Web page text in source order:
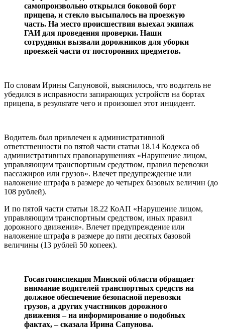
самопроизвольно открылся боковой борт
прицепа, и стекло высыпалось на проезжую
часть. На место происшествия выехал экипаж
ГАИ для проведения проверки. Наши
сотрудники вызвали дорожников для уборки
проезжей части от посторонних предметов.
По словам Ирины Сапуновой, выяснилось, что водитель не
убедился в исправности запирающих устройств на бортах
прицепа, в результате чего и произошел этот инцидент.
Водитель был привлечен к административной
ответственности по пятой части статьи 18.14 Кодекса об
административных правонарушениях «Нарушение лицом,
управляющим транспортным средством, правил перевозки
пассажиров или грузов». Влечет предупреждение или
наложение штрафа в размере до четырех базовых величин (до
108 рублей).
И по пятой части статьи 18.22 КоАП «Нарушение лицом,
управляющим транспортным средством, иных правил
дорожного движения». Влечет предупреждение или
наложение штрафа в размере до пяти десятых базовой
величины (13 рублей 50 копеек).
Госавтоинспекция Минской области обращает
внимание водителей транспортных средств на
должное обеспечение безопасной перевозки
грузов, а других участников дорожного
движения – на информирование о подобных
фактах, – сказала Ирина Сапунова.